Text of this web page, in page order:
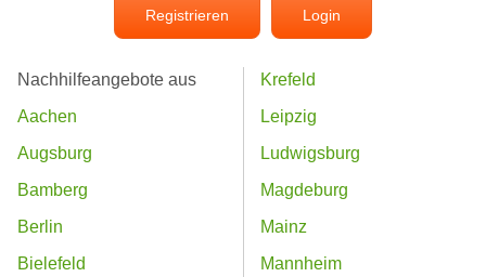
Registrieren Login
Nachhilfeangebote aus
Aachen
Augsburg
Bamberg
Berlin
Bielefeld
Krefeld
Leipzig
Ludwigsburg
Magdeburg
Mainz
Mannheim